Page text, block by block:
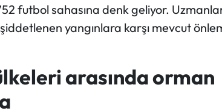
futbol sahasına denk geliyor.
yangınlara karşı mevcut
arasında orman